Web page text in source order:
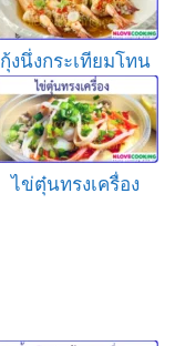
กุ้งนึ่งกระเทียมโทน
ไข่ตุ๋นทรงเครื่อง